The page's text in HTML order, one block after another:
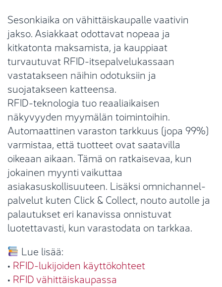
Sesonkiaika on vähittäiskaupalle vaativin
jakso. Asiakkaat odottavat nopeaa ja
kitkatonta maksamista, ja kauppiaat
turvautuvat RFID-itsepalvelukassaan
vastatakseen näihin odotuksiin ja
suojatakseen katteensa.
RFID-teknologia tuo reaaliaikaisen
näkyvyyden myymälän toimintoihin.
Automaattinen varaston tarkkuus (jopa 99%)
varmistaa, että tuotteet ovat saatavilla
oikeaan aikaan. Tämä on ratkaisevaa, kun
jokainen myynti vaikuttaa
asiakasuskollisuuteen. Lisäksi omnichannel-
palvelut kuten Click & Collect, nouto autolle ja
palautukset eri kanavissa onnistuvat
luotettavasti, kun varastodata on tarkkaa.
Lue lisää:
• RFID-lukijoiden käyttökohteet
• RFID vähittäiskaupassa